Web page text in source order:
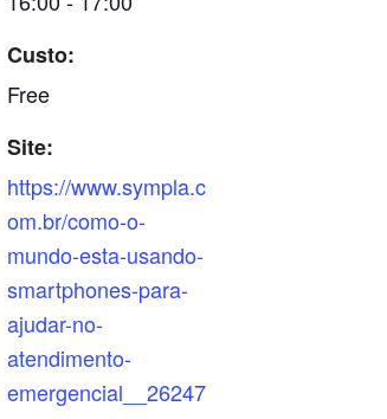
Custo:
Free
Site:
https://www.sympla.c
om.br/como-o-
mundo-esta-usando-
smartphones-para-
ajudar-no-
atendimento-
emergencial__26247